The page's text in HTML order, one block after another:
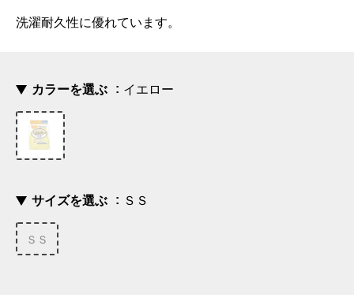
洗濯耐久性に優れています。
カラーを選ぶ イエロー
サイズを選ぶ ＳＳ
ＳＳ